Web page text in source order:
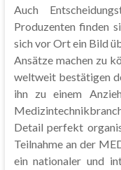
Auch
Produzenten finden
sich vor Ort ein Bild
Ansätze machen zu
weltweit bestätigen
ihn zu einem
Detail perfekt
Teilnahme an der
ein nationaler und